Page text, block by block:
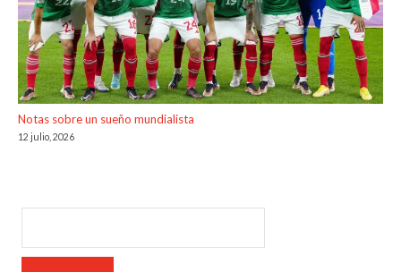
Notas sobre un sueño mundialista
12 julio, 2026